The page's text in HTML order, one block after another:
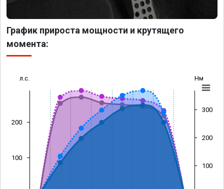
График прироста мощности и крутящего
момента:
л.с. Нм
100
200
100
200
300